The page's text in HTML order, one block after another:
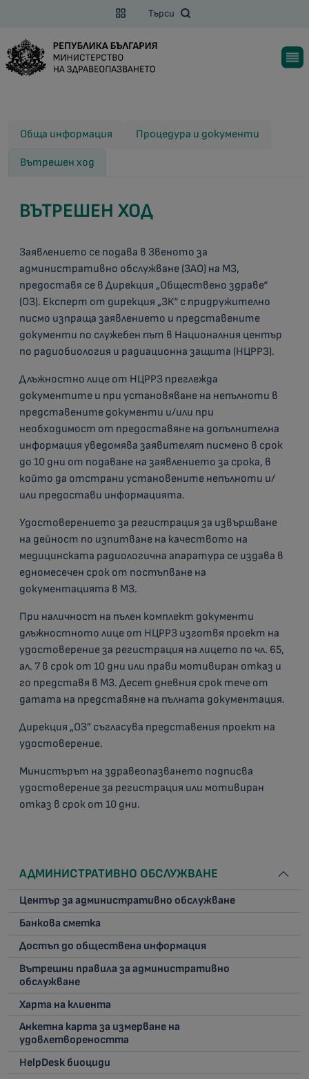
Търси
Обща информация Процедура и документи
Вътрешен ход
ВЪТРЕШЕН ХОД
Заявлението се подава в Звеното за
административно обслужване (ЗАО) на МЗ,
предоставя се в Дирекция „Обществено здраве“
(ОЗ). Експерт от дирекция „ЗК“ с придружително
писмо изпраща заявлението и представените
документи по служебен път в Националния център
по радиобиология и радиационна защита (НЦРРЗ).
Длъжностно лице от НЦРРЗ преглежда
документите и при установяване на непълноти в
представените документи и/или при
необходимост от предоставяне на допълнителна
информация уведомява заявителят писмено в срок
до 10 дни от подаване на заявлението за срока, в
който да отстрани установените непълноти и/
или предостави информацията.
Удостоверението за регистрация за извършване
на дейност по изпитване на качеството на
медицинската радиологична апаратура се издава в
едномесечен срок от постъпване на
документацията в МЗ.
При наличност на пълен комплект документи
длъжностното лице от НЦРРЗ изготвя проект на
удостоверение за регистрация на лицето по чл. 65,
ал. 7 в срок от 10 дни или прави мотивиран отказ и
го представя в МЗ. Десет дневния срок тече от
датата на представяне на пълната документация.
Дирекция „ОЗ” съгласува представения проект на
удостоверение.
Министърът на здравеопазването подписва
удостоверение за регистрация или мотивиран
отказ в срок от 10 дни.
АДМИНИСТРАТИВНО ОБСЛУЖВАНЕ
Център за административно обслужване
Банкова сметка
Достъп до обществена информация
Вътрешни правила за административно
обслужване
Харта на клиента
Анкетна карта за измерване на
удовлетвореността
HelpDesk биоциди